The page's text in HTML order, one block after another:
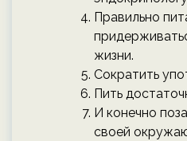
Правильно
жизни.
Сократить
Пить
И конечно
своей